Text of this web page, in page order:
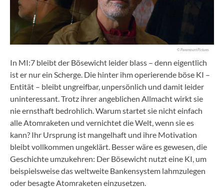
© Paramount Pictures
In MI:7 bleibt der Bösewicht leider blass – denn eigentlich
ist er nur ein Scherge. Die hinter ihm operierende böse KI –
Entität – bleibt ungreifbar, unpersönlich und damit leider
uninteressant. Trotz ihrer angeblichen Allmacht wirkt sie
nie ernsthaft bedrohlich. Warum startet sie nicht einfach
alle Atomraketen und vernichtet die Welt, wenn sie es
kann? Ihr Ursprung ist mangelhaft und ihre Motivation
bleibt vollkommen ungeklärt. Besser wäre es gewesen, die
Geschichte umzukehren: Der Bösewicht nutzt eine KI, um
beispielsweise das weltweite Bankensystem lahmzulegen
oder besagte Atomraketen einzusetzen.